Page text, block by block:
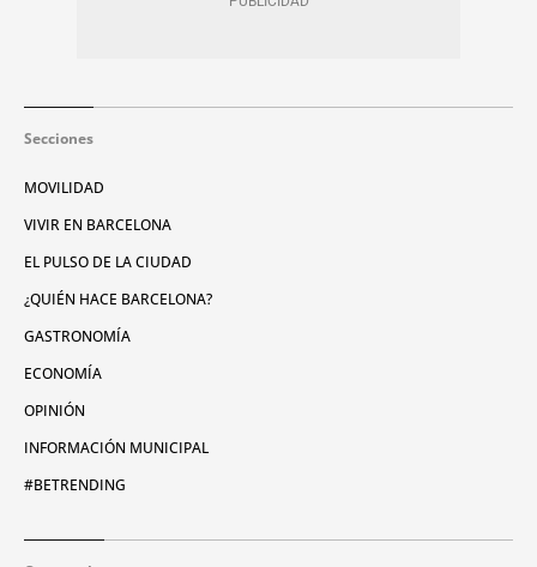
Secciones
MOVILIDAD
VIVIR EN BARCELONA
EL PULSO DE LA CIUDAD
¿QUIÉN HACE BARCELONA?
GASTRONOMÍA
ECONOMÍA
OPINIÓN
INFORMACIÓN MUNICIPAL
#BETRENDING